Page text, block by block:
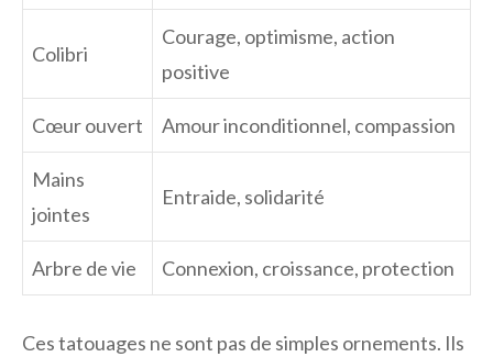
Colibri
Courage, optimisme, action
positive
Cœur ouvert Amour inconditionnel, compassion
Mains
jointes
Entraide, solidarité
Arbre de vie Connexion, croissance, protection
Ces tatouages ne sont pas de simples ornements. Ils